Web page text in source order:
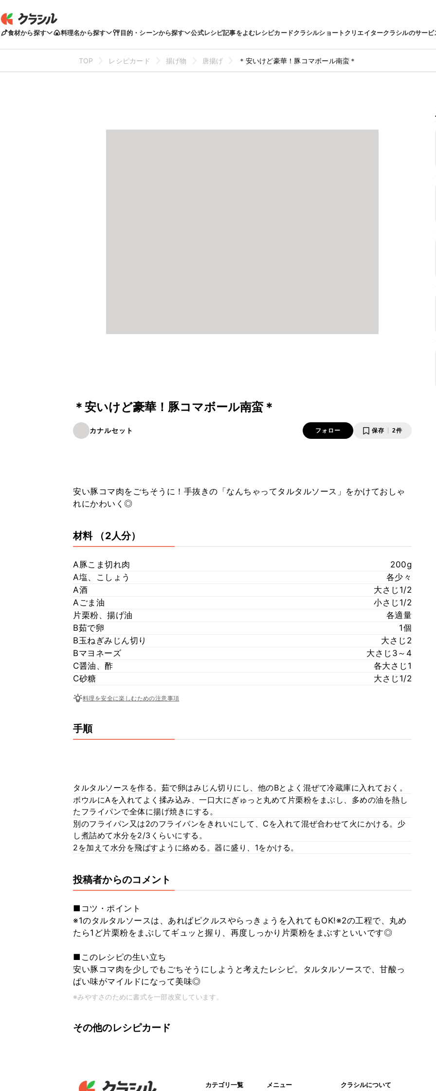
食材から探す 料理名から探す 目的・シーンから探す 公式レシピ記事をよむレシピカードクラシルショートクリエイタークラシルのサービ
TOP レシピカード 揚げ物 唐揚げ ＊安いけど豪華！豚コマボール南蛮＊
＊安いけど豪華！豚コマボール南蛮＊
カナルセット フォロー 保存 2件
安い豚コマ肉をごちそうに！手抜きの「なんちゃってタルタルソース」をかけておしゃ
れにかわいく◎
材料 （2人分）
A豚こま切れ肉
200g
A塩、こしょう
各少々
A酒
大さじ1/2
Aごま油
小さじ1/2
片栗粉、揚げ油
各適量
B茹で卵
1個
B玉ねぎみじん切り
大さじ2
Bマヨネーズ
大さじ3～4
C醤油、酢
各大さじ1
C砂糖
大さじ1/2
料理を安全に楽しむための注意事項
手順
タルタルソースを作る。茹で卵はみじん切りにし、他のBとよく混ぜて冷蔵庫に入れておく。
ボウルにAを入れてよく揉み込み、一口大にぎゅっと丸めて片栗粉をまぶし、多めの油を熱し
たフライパンで全体に揚げ焼きにする。
別のフライパン又は2のフライパンをきれいにして、Cを入れて混ぜ合わせて火にかける。少
し煮詰めて水分を2/3くらいにする。
2を加えて水分を飛ばすように絡める。器に盛り、1をかける。
投稿者からのコメント
■コツ・ポイント
※1のタルタルソースは、あればピクルスやらっきょうを入れてもOK!※2の工程で、丸め
たら1ど片栗粉をまぶしてギュッと握り、再度しっかり片栗粉をまぶすといいです◎
■このレシピの生い立ち
安い豚コマ肉を少しでもごちそうにしようと考えたレシピ。タルタルソースで、甘酸っ
ぱい味がマイルドになって美味◎
※みやすさのために書式を一部改変しています。
その他のレシピカード
カテゴリ一覧 メニュー クラシルについて